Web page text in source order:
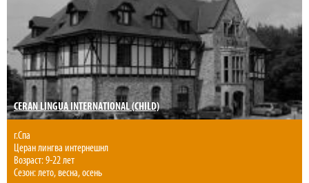
CERAN LINGUA INTERNATIONAL (CHILD)
г.Спа
Церан лингва интернешнл
Возраст: 9-22 лет
Сезон: лето, весна, осень